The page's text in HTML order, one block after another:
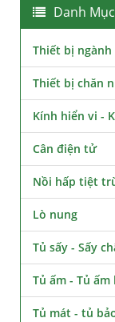
Danh
Thiết bị
Thiết bị chăn
Kính hiển vi -
Cân điện tử
Nồi hấp tiệt
Lò nung
Tủ sấy - Sấy
Tủ ấm - Tủ ấm
Tủ mát - tủ